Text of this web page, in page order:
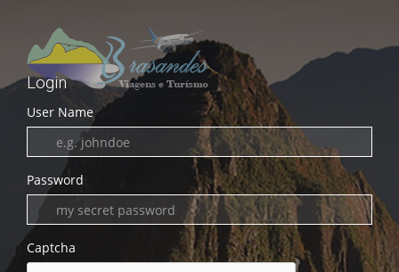
Login
User Name
Password
Captcha